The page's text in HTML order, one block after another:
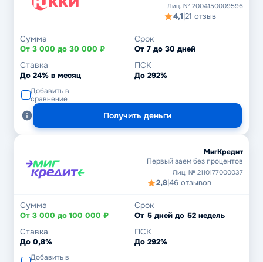
Лиц. № 2004150009596
4,1|21 отзыв
Сумма
От 3 000 до 30 000 ₽
Срок
От 7 до 30 дней
Ставка
До 24% в месяц
ПСК
До 292%
Добавить в
сравнение
Получить деньги
МигКредит
Первый заем без процентов
Лиц. № 2110177000037
2,8|46 отзывов
Сумма
От 3 000 до 100 000 ₽
Срок
От 5 дней до 52 недель
Ставка
До 0,8%
ПСК
До 292%
Добавить в